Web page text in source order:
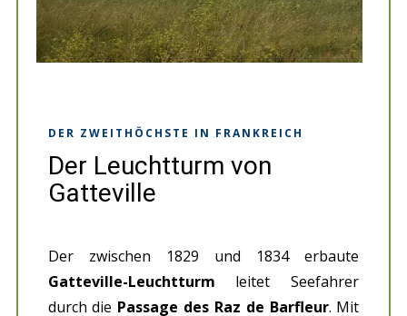
DER ZWEITHÖCHSTE IN FRANKREICH
Der Leuchtturm von
Gatteville
Der zwischen 1829 und 1834 erbaute
Gatteville-Leuchtturm leitet Seefahrer
durch die Passage des Raz de Barfleur. Mit